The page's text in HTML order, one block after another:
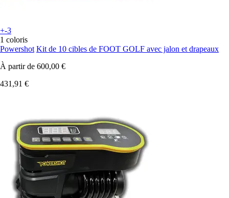
+-3
1 coloris
Powershot Kit de 10 cibles de FOOT GOLF avec jalon et drapeaux
À partir de 600,00 €
431,91 €